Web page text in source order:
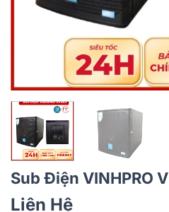
Sub Điện VINHPRO
Liên Hệ